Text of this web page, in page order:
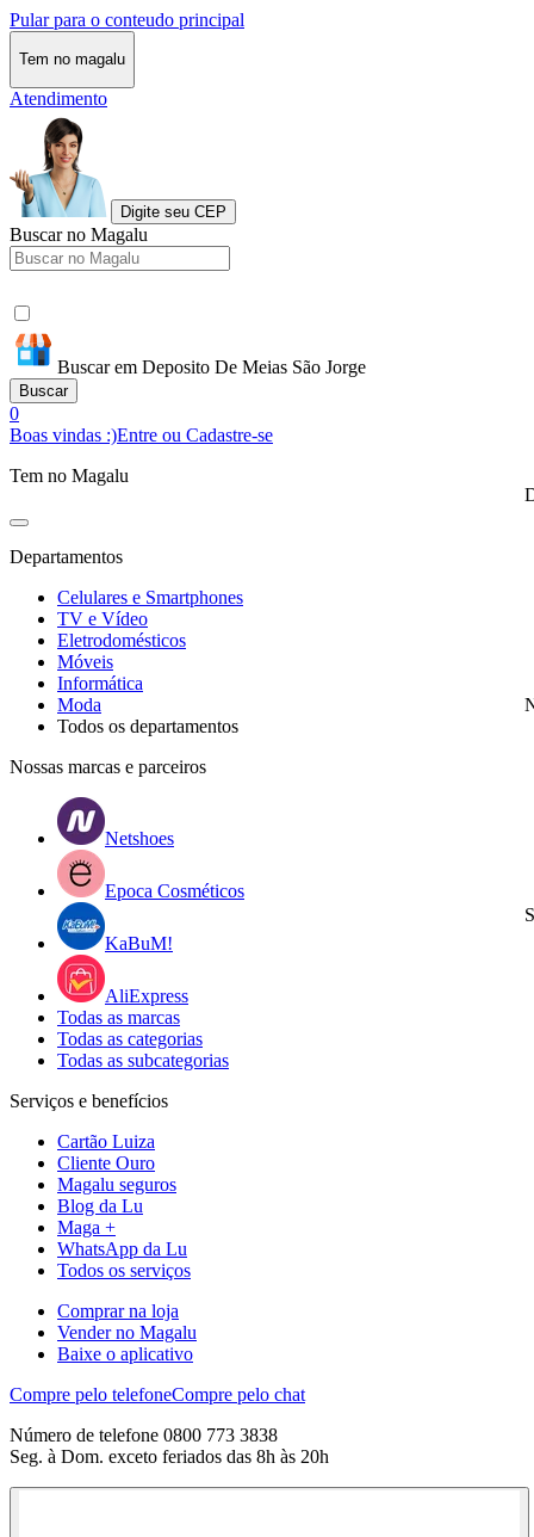
Pular para o conteudo principal
Tem no magalu
Atendimento
Digite seu CEP
Buscar no Magalu
Buscar em Deposito De Meias São Jorge
Buscar
0
Boas vindas :)Entre ou Cadastre-se
Tem no Magalu
Departamentos
Celulares e Smartphones
TV e Vídeo
Eletrodomésticos
Móveis
Informática
Moda
Todos os departamentos
Nossas marcas e parceiros
Netshoes
Epoca Cosméticos
KaBuM!
AliExpress
Todas as marcas
Todas as categorias
Todas as subcategorias
Serviços e benefícios
Cartão Luiza
Cliente Ouro
Magalu seguros
Blog da Lu
Maga +
WhatsApp da Lu
Todos os serviços
Comprar na loja
Vender no Magalu
Baixe o aplicativo
Compre pelo telefoneCompre pelo chat
Número de telefone 0800 773 3838
Seg. à Dom. exceto feriados das 8h às 20h